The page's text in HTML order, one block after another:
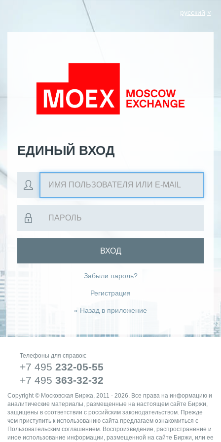
русский
ЕДИНЫЙ ВХОД
ВХОД
Забыли пароль?
Регистрация
« Назад в приложение
Телефоны для справок:
+7 495 232-05-55
+7 495 363-32-32
Copyright © Московская Биржа, 2011 - 2026. Все права на информацию и
аналитические материалы, размещенные на настоящем сайте Биржи,
защищены в соответствии с российским законодательством. Прежде
чем приступить к использованию сайта предлагаем ознакомиться с
Пользовательским соглашением. Воспроизведение, распространение и
иное использование информации, размещенной на сайте Биржи, или ее